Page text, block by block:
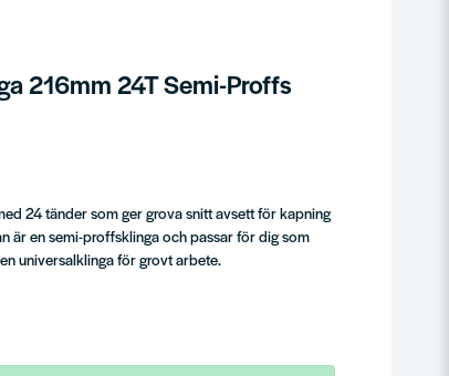
216mm 24T Semi-Proffs
24 tänder som ger grova snitt avsett för kapning
är en semi-proffsklinga och passar för dig som
universalklinga för grovt arbete.